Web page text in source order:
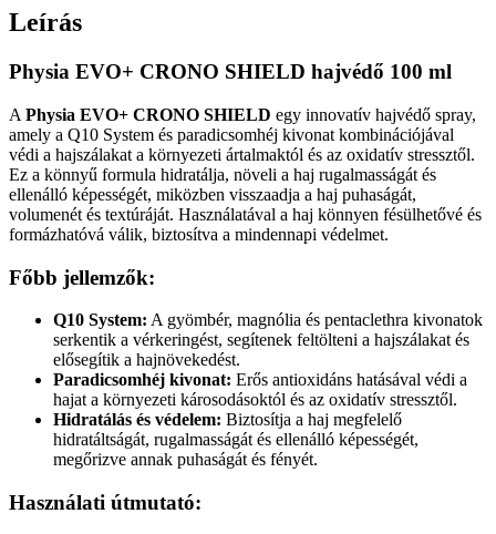
Leírás
Physia EVO+ CRONO SHIELD hajvédő 100 ml
A Physia EVO+ CRONO SHIELD egy innovatív hajvédő spray,
amely a Q10 System és paradicsomhéj kivonat kombinációjával
védi a hajszálakat a környezeti ártalmaktól és az oxidatív stressztől.
Ez a könnyű formula hidratálja, növeli a haj rugalmasságát és
ellenálló képességét, miközben visszaadja a haj puhaságát,
volumenét és textúráját. Használatával a haj könnyen fésülhetővé és
formázhatóvá válik, biztosítva a mindennapi védelmet.
Főbb jellemzők:
Q10 System: A gyömbér, magnólia és pentaclethra kivonatok
serkentik a vérkeringést, segítenek feltölteni a hajszálakat és
elősegítik a hajnövekedést.
Paradicsomhéj kivonat: Erős antioxidáns hatásával védi a
hajat a környezeti károsodásoktól és az oxidatív stressztől.
Hidratálás és védelem: Biztosítja a haj megfelelő
hidratáltságát, rugalmasságát és ellenálló képességét,
megőrizve annak puhaságát és fényét.
Használati útmutató: